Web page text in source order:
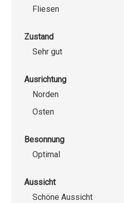
Fliesen
Zustand
Sehr gut
Ausrichtung
Norden
Osten
Besonnung
Optimal
Aussicht
Schöne Aussicht